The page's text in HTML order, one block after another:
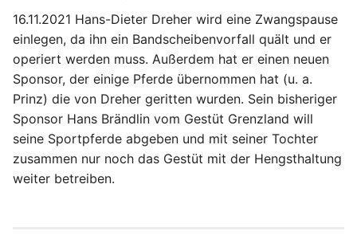
16.11.2021 Hans-Dieter Dreher wird eine Zwangspause
einlegen, da ihn ein Bandscheibenvorfall quält und er
operiert werden muss. Außerdem hat er einen neuen
Sponsor, der einige Pferde übernommen hat (u. a.
Prinz) die von Dreher geritten wurden. Sein bisheriger
Sponsor Hans Brändlin vom Gestüt Grenzland will
seine Sportpferde abgeben und mit seiner Tochter
zusammen nur noch das Gestüt mit der Hengsthaltung
weiter betreiben.